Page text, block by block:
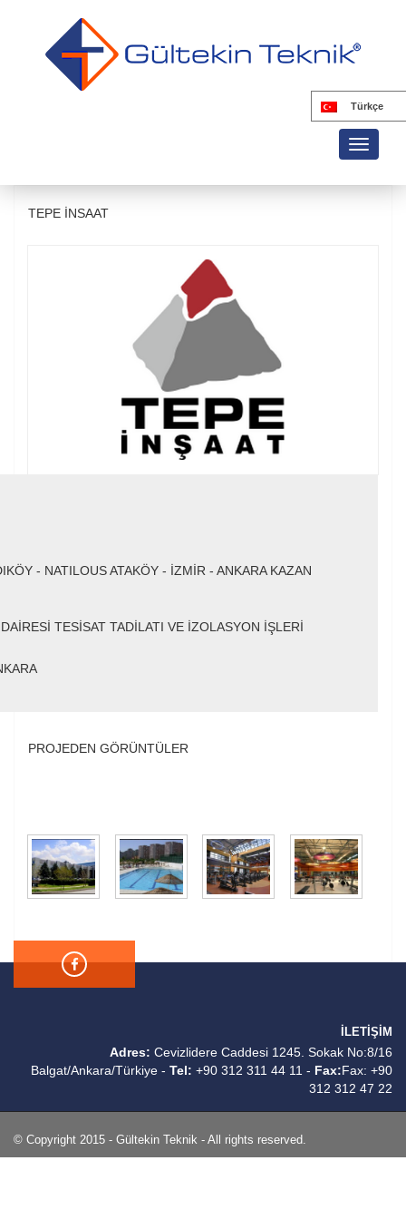
Türkçe
Toggle
TEPE İNSAAT
- NATILOUS ATAKÖY - İZMİR - ANKARA KAZAN
TESİSAT TADİLATI VE İZOLASYON İŞLERİ
PROJEDEN GÖRÜNTÜLER
İLETİŞİM
Adres: Cevizlidere Caddesi 1245. Sokak No:8/16
Balgat/Ankara/Türkiye - Tel: +90 312 311 44 11 - Fax:Fax: +90
312 312 47 22
© Copyright 2015 - Gültekin Teknik - All rights reserved.